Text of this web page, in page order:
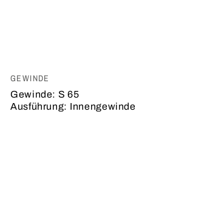
GEWINDE
Gewinde: S 65
Ausführung: Innengewinde